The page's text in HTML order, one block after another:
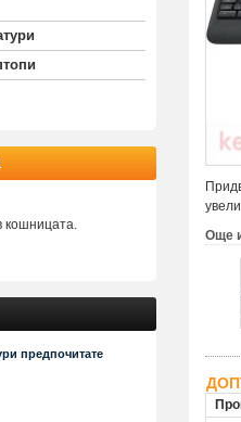
Още
кошницата.
предпочитате